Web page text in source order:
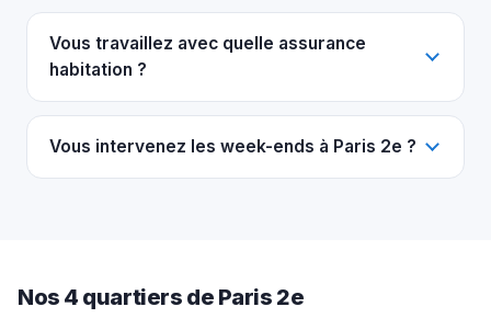
Vous travaillez avec quelle assurance
habitation ?
Vous intervenez les week-ends à Paris 2e ?
Nos 4 quartiers de Paris 2e